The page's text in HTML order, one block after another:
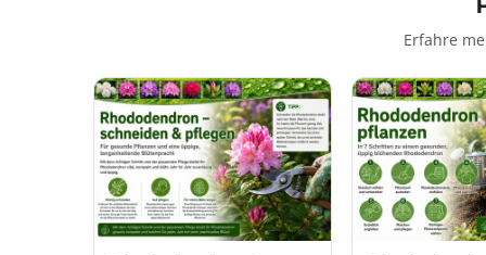
Botanisch gehören sowohl
Klassische Garten-Rhododendren
zusammengesetzte Blütenstände.
Japanische Azaleenwachsen
Sommergrüne Azaleenwerfen
Erfahre